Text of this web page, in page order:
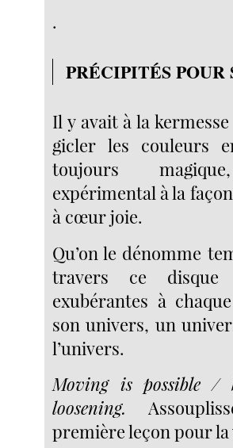
.
PRÉCIPITÉS
Il y avait à la
gicler les couleurs
toujours
expérimental à la
à cœur joie.
Qu’on le dénomme
travers ce
exubérantes à
son univers, un
l’univers.
Moving is possible /
loosening.
première leçon pour la